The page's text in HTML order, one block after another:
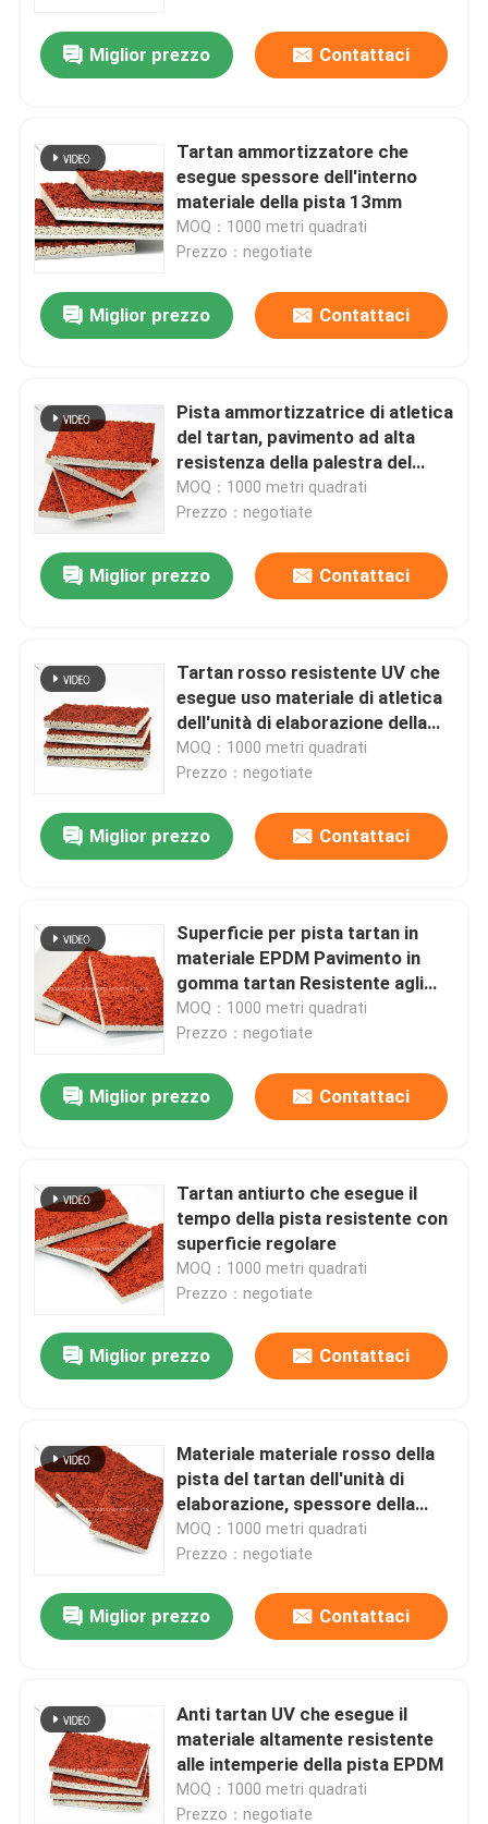
Chi Siamo
Controllo di qualità
Notizie
Casi
Chiedi un preventivo
Pista corrente prefabbricata
pista da corsa in poliuretano
Campi da calcio artificiali
Pista da corsa porosa
Tappeto erboso artificiale dell'erba del giardino
Pavimenti sportivi in poliuretano
Accessori artificiali del prato inglese
Macchinario di costruzione elettrico
Pavimentazione di sport del PVC
Pavimentazione di collegamento di pallacanestro
Stuoia di gomma della palestra
Miglior prezzo Contattaci
Tartan ammortizzatore che
esegue spessore dell'interno
materiale della pista 13mm
MOQ：1000 metri quadrati
Prezzo：negotiate
Miglior prezzo Contattaci
Pista ammortizzatrice di atletica
del tartan, pavimento ad alta
resistenza della palestra del
tartan di forza
MOQ：1000 metri quadrati
Prezzo：negotiate
Miglior prezzo Contattaci
Tartan rosso resistente UV che
esegue uso materiale di atletica
dell'unità di elaborazione della
pista
MOQ：1000 metri quadrati
Prezzo：negotiate
Miglior prezzo Contattaci
Superficie per pista tartan in
materiale EPDM Pavimento in
gomma tartan Resistente agli
agenti atmosferici
MOQ：1000 metri quadrati
Prezzo：negotiate
Miglior prezzo Contattaci
Tartan antiurto che esegue il
tempo della pista resistente con
superficie regolare
MOQ：1000 metri quadrati
Prezzo：negotiate
Miglior prezzo Contattaci
Materiale materiale rosso della
pista del tartan dell'unità di
elaborazione, spessore della
pavimentazione 13mm di sport
all'aperto
MOQ：1000 metri quadrati
Prezzo：negotiate
Miglior prezzo Contattaci
Anti tartan UV che esegue il
materiale altamente resistente
alle intemperie della pista EPDM
MOQ：1000 metri quadrati
Prezzo：negotiate